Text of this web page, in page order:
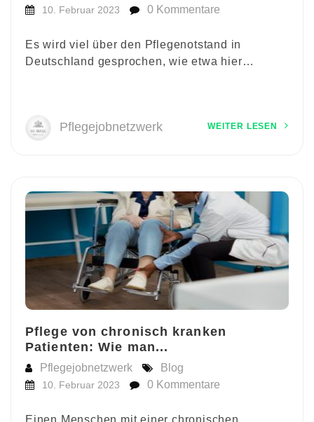
10. Februar 2023 0 Kommentare
Es wird viel über den Pflegenotstand in
Deutschland gesprochen, wie etwa hier…
Pflegejobnetzwerk WEITER LESEN
Pflege von chronisch kranken
Patienten: Wie man...
Pflegejobnetzwerk Blog
10. Februar 2023 0 Kommentare